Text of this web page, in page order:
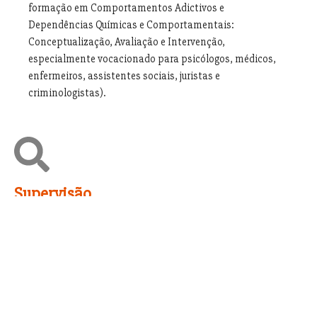
formação em Comportamentos Adictivos e
Dependências Químicas e Comportamentais:
Conceptualização, Avaliação e Intervenção,
especialmente vocacionado para psicólogos, médicos,
enfermeiros, assistentes sociais, juristas e
criminologistas).
Supervisão